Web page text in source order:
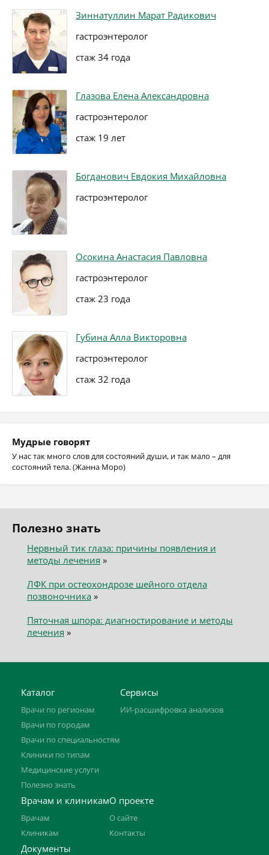
Зиннатуллин Марат Радикович
гастроэнтеролог
стаж 34 года
Глазова Елена Александровна
гастроэнтеролог
стаж 19 лет
Богданович Евдокия Михайловна
гастроэнтеролог
Осокина Анастасия Павловна
гастроэнтеролог
стаж 23 года
Губина Алла Викторовна
гастроэнтеролог
стаж 32 года
Мудрые говорят
У нас так много слов для состояний души, и так мало – для
состояний тела. (Жанна Моро)
Полезно знать
Нервный тик глаза: причины появления и
методы лечения »
ЛФК при остеохондрозе шейного отдела
позвоночника»
Пяточная шпора: диагностирование и методы
лечения »
Каталог
Врачи по регионам
Врачи по городам
Врачи по специальностям
Клиники по типам
Медицинские услуги
Полезно знать
Сервисы
ИИ-расшифровка анализов
Врачам и клиникам
Врачам
Клиникам
О проекте
О сайте
Контакты
Документы